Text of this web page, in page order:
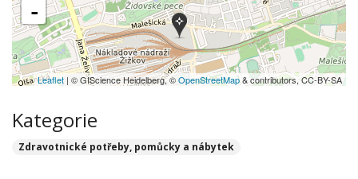
-
Leaflet | © GIScience Heidelberg, ©OpenStreetMap& contributors, CC-BY-SA
Kategorie
Zdravotnické potřeby, pomůcky a nábytek